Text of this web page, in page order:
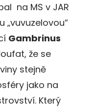
na MS v JAR
„vuvuzelovou“
Gambrinus
že se
stejně
jako na
Který